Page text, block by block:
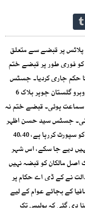
سندھ ہائی کورٹ نے گلستان جوہر بلاک 6 میں 404 پلاٹس پر قبضے سے متعلق
فوری طور پر قبضے ختم
حکم جاری کردیا۔ جسٹس
سید حسن اظہر رضوی کی سربراہی میں بینچ کے روبرو گلستان جوہر بلاک 6
سماعت ہوئی۔ قبضے ختم نہ
جسٹس سید حسن اظہر
رضوی نے ریمارکس دیے کہ کے ڈی اے قبضہ مافیا کو سپورٹ کررہا ہے، 40،40
دیے جا سکے، اس شہر
ہے، آج تک اصل مالکان کو قبضہ نہیں
نے کے ڈی اے حکام پر
کے بجائے عوام کے لیے